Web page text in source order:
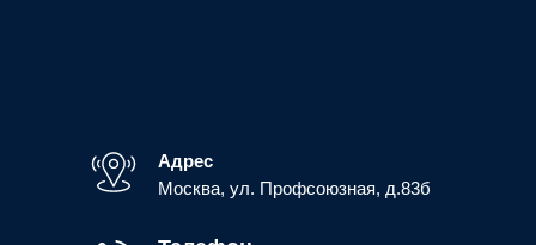
Адрес
Москва, ул. Профсоюзная, д.83б